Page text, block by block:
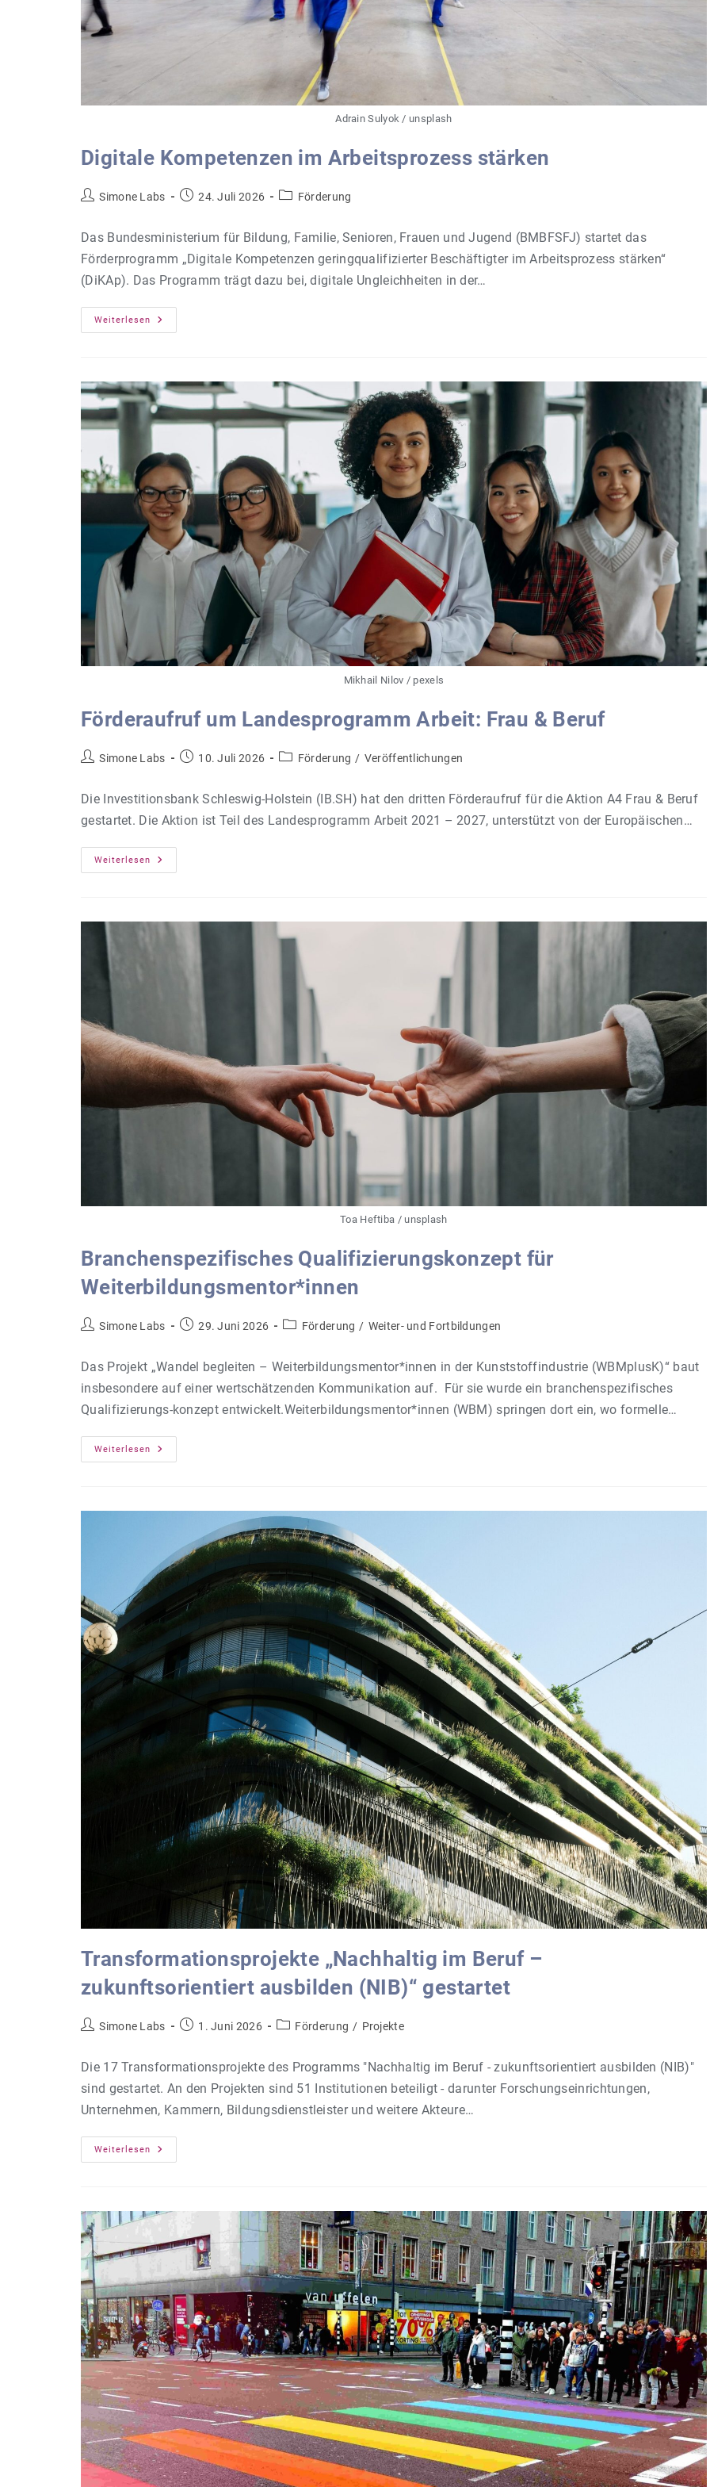
Adrain Sulyok / unsplash
Digitale Kompetenzen im Arbeitsprozess stärken
Beitrags-
Simone Labs
Beitrag24. Juli 2026
Beitrags-
Förderung
Das Bundesministerium für Bildung, Familie, Senioren, Frauen und Jugend (BMBFSFJ) startet das
Förderprogramm „Digitale Kompetenzen geringqualifizierter Beschäftigter im Arbeitsprozess stärken“
(DiKAp). Das Programm trägt dazu bei, digitale Ungleichheiten in der…
Weiterlesen
Digitale
Kompetenzen
Mikhail Nilov / pexels
Förderaufruf um Landesprogramm Arbeit: Frau & Beruf
Beitrags-
Simone Labs
Beitrag10. Juli 2026
Beitrags-
Förderung / Veröffentlichungen
Die Investitionsbank Schleswig-Holstein (IB.SH) hat den dritten Förderaufruf für die Aktion A4 Frau & Beruf
gestartet. Die Aktion ist Teil des Landesprogramm Arbeit 2021 – 2027, unterstützt von der Europäischen…
Weiterlesen
Förderaufruf
Um
Beruf
Toa Heftiba / unsplash
Branchenspezifisches Qualifizierungskonzept für
Weiterbildungsmentor*innen
Beitrags-
Simone Labs
Beitrag29. Juni 2026
Beitrags-
Förderung / Weiter- und Fortbildungen
Das Projekt „Wandel begleiten – Weiterbildungsmentor*innen in der Kunststoffindustrie (WBMplusK)“ baut
insbesondere auf einer wertschätzenden Kommunikation auf. Für sie wurde ein branchenspezifisches
Qualifizierungs-konzept entwickelt.Weiterbildungsmentor*innen (WBM) springen dort ein, wo formelle…
Weiterlesen
Branchenspezifisches
Qualifizierungskonzept Für
Transformationsprojekte „Nachhaltig im Beruf –
zukunftsorientiert ausbilden (NIB)“ gestartet
Beitrags-
Simone Labs
Beitrag1. Juni 2026
Beitrags-
Förderung / Projekte
Die 17 Transformationsprojekte des Programms "Nachhaltig im Beruf - zukunftsorientiert ausbilden (NIB)"
sind gestartet. An den Projekten sind 51 Institutionen beteiligt - darunter Forschungseinrichtungen,
Unternehmen, Kammern, Bildungsdienstleister und weitere Akteure…
Weiterlesen
Transformationsprojekte
„Nachhaltig
Ausbilden
Gestartet